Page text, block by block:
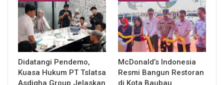
Didatangi Pendemo,
Kuasa Hukum PT Tslatsa
Asdiqha Group Jelaskan
McDonald’s Indonesia
Resmi Bangun Restoran
di Kota Baubau